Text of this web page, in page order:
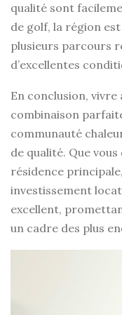
qualité sont
de golf, la région
plusieurs parcours
d’excellentes
En conclusion,
combinaison
communauté
de qualité. Que
résidence
investissement
excellent,
un cadre des plus